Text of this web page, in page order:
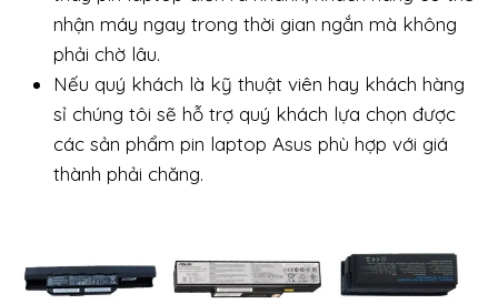
nhận máy ngay trong thời gian ngắn mà không
phải chờ lâu.
Nếu quý khách là kỹ thuật viên hay khách hàng
sỉ chúng tôi sẽ hỗ trợ quý khách lựa chọn được
các sản phẩm pin laptop Asus phù hợp với giá
thành phải chăng.